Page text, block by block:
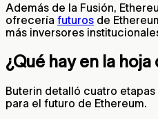
Además de la Fusión,
ofrecería futuros de
más inversores
¿Qué hay en la
Buterin detalló cuatro
para el futuro de Ethereum.